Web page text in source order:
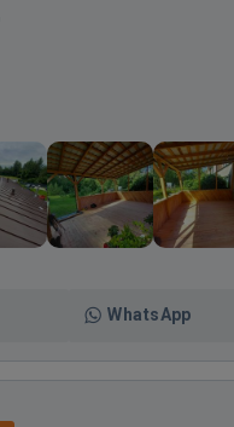
WhatsApp